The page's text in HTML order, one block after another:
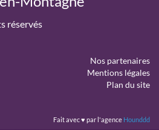
réservés
Nos partenaires
Mentions légales
Plan du site
Fait avec ♥ par l'agence Hounddd